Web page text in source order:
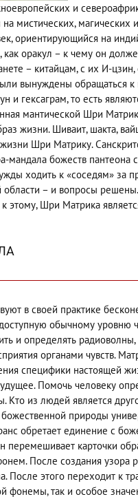
и
мистических,
ориентирующийся на
как оракул – к чему он
– китайцам, с их И-
вынуждены обращаться
и гексаграм, то есть
мантической Шри
жизни. Шиваит, шакта,
Шри Матрику.
мандала божеств
ходить к «соседям»
области – и вопросы
этому, Шри Матрика
в своей практике
обычному уровню
и определять
органами чувств.
специфики настоящей
Помочь человеку
Кто из людей является
природы
обретает единение с
перемешивает карточки
После создания узора
После этого переходит к
фонемы, так и особое